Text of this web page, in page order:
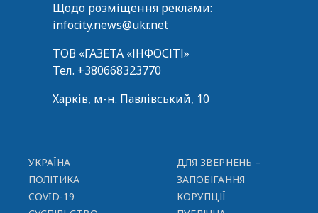
Щодо розміщення реклами:
infocity.news@ukr.net
ТОВ «ГАЗЕТА «ІНФОСІТІ»
Тел. +380668323770
Харків, м-н. Павлівський, 10
УКРАЇНА
ПОЛІТИКА
COVID-19
ДЛЯ ЗВЕРНЕНЬ –
ЗАПОБІГАННЯ
КОРУПЦІЇ